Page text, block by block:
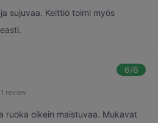
sujuvaa. Keittiö toimi myös
6/6
1 review
ruoka oikein maistuvaa. Mukavat